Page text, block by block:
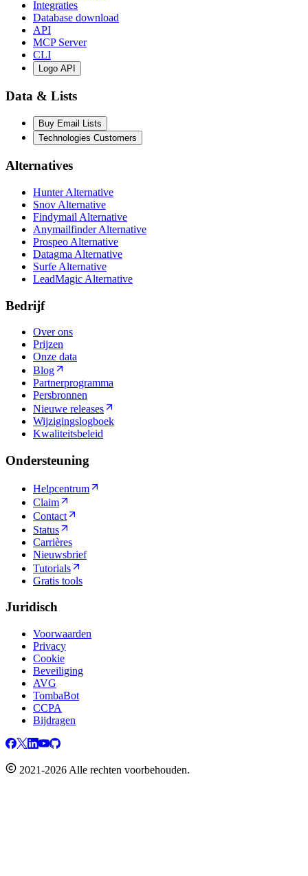
Integraties
Database download
API
MCP Server
CLI
Logo API
Data & Lists
Buy Email Lists
Technologies Customers
Alternatives
Hunter Alternative
Snov Alternative
Findymail Alternative
Anymailfinder Alternative
Prospeo Alternative
Datagma Alternative
Surfe Alternative
LeadMagic Alternative
Bedrijf
Over ons
Prijzen
Onze data
Blog
Partnerprogramma
Persbronnen
Nieuwe releases
Wijzigingslogboek
Kwaliteitsbeleid
Ondersteuning
Helpcentrum
Claim
Contact
Status
Carrières
Nieuwsbrief
Tutorials
Gratis tools
Juridisch
Voorwaarden
Privacy
Cookie
Beveiliging
AVG
TombaBot
CCPA
Bijdragen
2021-2026 Alle rechten voorbehouden.